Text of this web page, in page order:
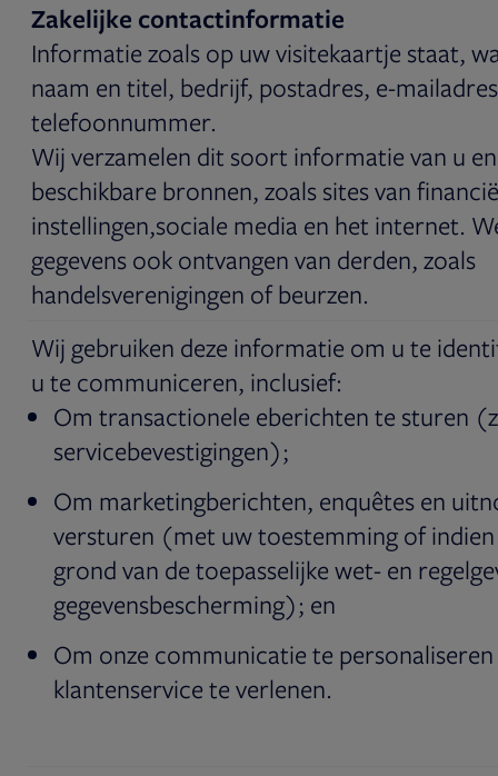
Zakelijke contactinformatie
Informatie zoals op uw visitekaartje staat,
naam en titel, bedrijf, postadres, e-
telefoonnummer.
Wij verzamelen dit soort informatie van u
beschikbare bronnen, zoals sites van
instellingen,sociale media en het internet.
gegevens ook ontvangen van derden, zoals
handelsverenigingen of beurzen.
Wij gebruiken deze informatie om u te
u te communiceren, inclusief:
Om transactionele eberichten te sturen
servicebevestigingen);
Om marketingberichten, enquêtes en
versturen (met uw toestemming of
grond van de toepasselijke wet- en
gegevensbescherming); en
Om onze communicatie te
klantenservice te verlenen.